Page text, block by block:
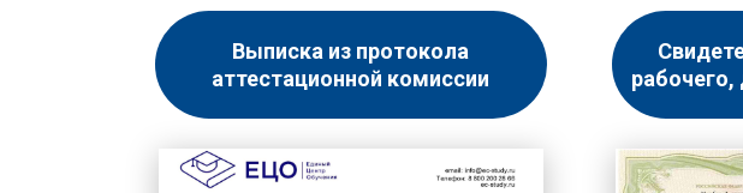
Выписка из протокола
аттестационной комиссии